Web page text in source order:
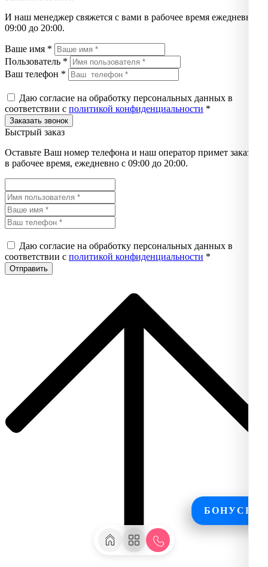
БОНУСЫ
И наш менеджер свяжется с вами в рабочее время ежедневно с
09:00 до 20:00.
Ваше имя *
Пользователь *
Ваш телефон *
Даю согласие на обработку персональных данных в
соответствии с политикой конфиденциальности *
Быстрый заказ
Оставьте Ваш номер телефона и наш оператор примет заказ
в рабочее время, ежедневно с 09:00 до 20:00.
Даю согласие на обработку персональных данных в
соответствии с политикой конфиденциальности *